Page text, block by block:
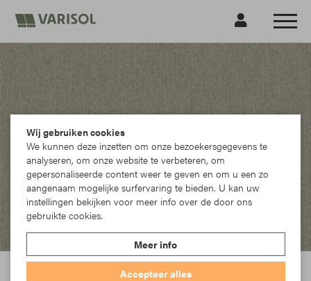
Wij gebruiken cookies
We kunnen deze inzetten om onze bezoekersgegevens te
analyseren, om onze website te verbeteren, om
gepersonaliseerde content weer te geven en om u een zo
aangenaam mogelijke surfervaring te bieden. U kan uw
instellingen bekijken voor meer info over de door ons
gebruikte cookies.
Meer info
Accepteer alles